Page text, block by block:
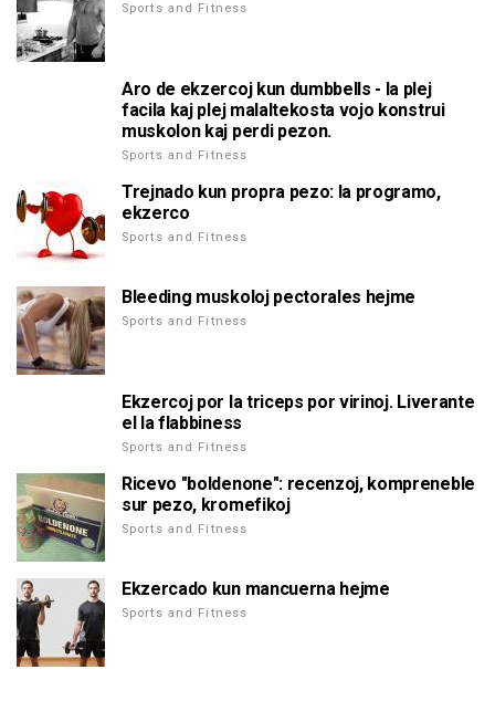
Sports and Fitness
Aro de ekzercoj kun dumbbells - la plej
facila kaj plej malaltekosta vojo konstrui
muskolon kaj perdi pezon.
Sports and Fitness
Trejnado kun propra pezo: la programo,
ekzerco
Sports and Fitness
Bleeding muskoloj pectorales hejme
Sports and Fitness
Ekzercoj por la triceps por virinoj. Liverante
el la flabbiness
Sports and Fitness
Ricevo "boldenone": recenzoj, kompreneble
sur pezo, kromefikoj
Sports and Fitness
Ekzercado kun mancuerna hejme
Sports and Fitness